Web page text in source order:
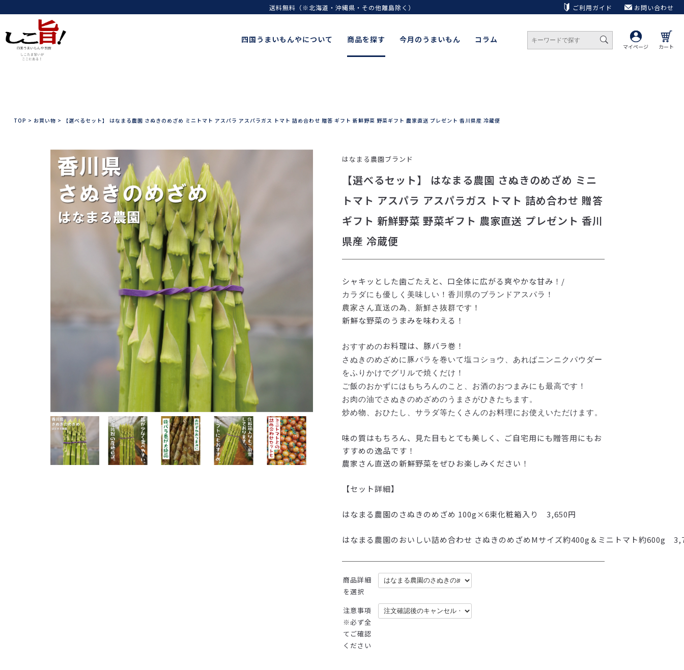
送料無料（※北海道・沖縄県・その他離島除く） ご利用ガイド お問い合わせ
四国うまいもんやについて 商品を探す 今月のうまいもん コラム
マイページ カート
TOP > お買い物 > 【選べるセット】 はなまる農園 さぬきのめざめ ミニトマト アスパラ アスパラガス トマト 詰め合わせ 贈答 ギフト 新鮮野菜 野菜ギフト 農家直送 プレゼント 香川県産 冷蔵便
はなまる農園ブランド
【選べるセット】 はなまる農園 さぬきのめざめ ミニ
トマト アスパラ アスパラガス トマト 詰め合わせ 贈答
ギフト 新鮮野菜 野菜ギフト 農家直送 プレゼント 香川
県産 冷蔵便
シャキッとした歯ごたえと、口全体に広がる爽やかな甘み！/
カラダにも優しく美味しい！香川県のブランドアスパラ！
農家さん直送の為、新鮮さ抜群です！
新鮮な野菜のうまみを味わえる！
おすすめのお料理は、豚バラ巻！
さぬきのめざめに豚バラを巻いて塩コショウ、 あればニンニクパウダー
をふりかけでグリルで焼くだけ！
ご飯のおかずにはもちろんのこと、お酒のおつまみにも最高です！
お肉の油でさぬきのめざめのうまさがひきたちます。
炒め物、おひたし、 サラダ等たくさんのお料理にお使えいただけます。
味の質はもちろん、見た目もとても美しく、 ご自宅用にも贈答用にもお
すすめの逸品です！
農家さん直送の新鮮野菜をぜひお楽しみください！
【セット詳細】
はなまる農園のさぬきのめざめ 100g×6束化粧箱入り　3,650円
はなまる農園のおいしい詰め合わせ さぬきのめざめMサイズ約400g＆ミニトマト約600g　
商品詳細
を選択
注意事項
※必ず全
てご確認
ください